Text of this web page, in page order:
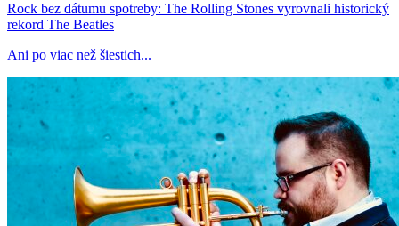
Rock bez dátumu spotreby: The Rolling Stones vyrovnali historický
rekord The Beatles
Ani po viac než šiestich...